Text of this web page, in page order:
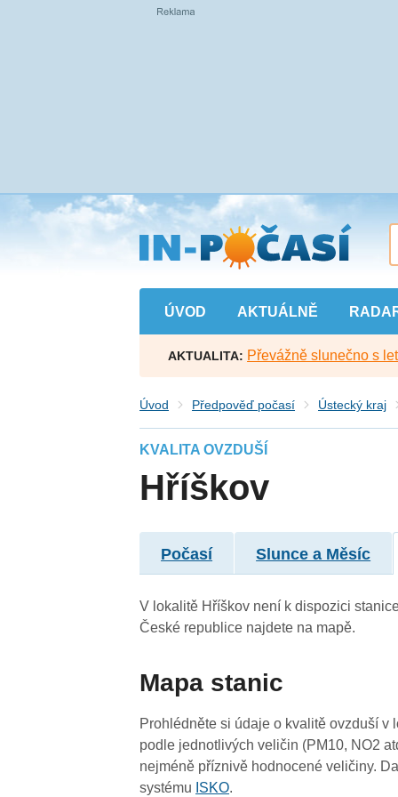
Přejít
na
hlavní
obsah
ÚVOD AKTUÁLNĚ
AKTUALITA: Převážně slunečno s
Úvod Předpověď počasí Ústecký kraj
KVALITA OVZDUŠÍ
Hříškov
Počasí Slunce a Měsíc
V lokalitě Hříškov není k dispozici
České republice najdete na mapě.
Mapa stanic
Prohlédněte si údaje o kvalitě ovzduší
podle jednotlivých veličin (PM10, NO2
nejméně příznivě hodnocené veličiny.
systému ISKO.